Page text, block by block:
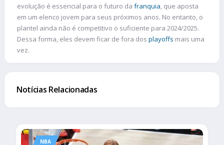
evolução é essencial para o futuro da franquia, que aposta
em um elenco jovem para seus próximos anos. No entanto, o
plantel ainda não é competitivo o suficiente para 2024/2025.
Dessa forma, eles devem ficar de fora dos playoffs mais uma
vez.
Notícias Relacionadas
NBA